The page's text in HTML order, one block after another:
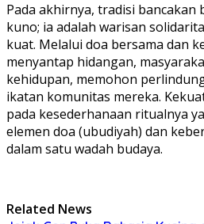
Pada akhirnya, tradisi bancakan
kuno; ia adalah warisan
kuat. Melalui doa bersama dan
menyantap hidangan,
kehidupan, memohon
ikatan komunitas mereka.
pada kesederhanaan ritualnya
elemen doa (ubudiyah) dan
dalam satu wadah budaya.
Related News